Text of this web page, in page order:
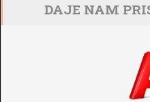
DAJE NAM